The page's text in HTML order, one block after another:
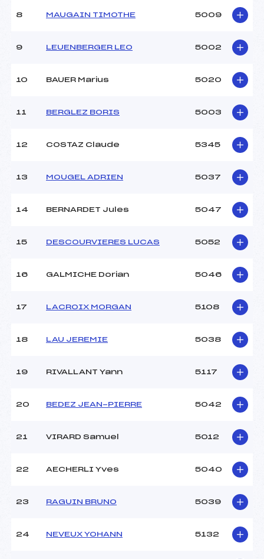
8 MAUGAIN TIMOTHE 5009
9 LEUENBERGER LEO 5002
10 BAUER Marius 5020
11 BERGLEZ BORIS 5003
12 COSTAZ Claude 5345
13 MOUGEL ADRIEN 5037
14 BERNARDET Jules 5047
15 DESCOURVIERES LUCAS 5052
16 GALMICHE Dorian 5046
17 LACROIX MORGAN 5108
18 LAU JEREMIE 5038
19 RIVALLANT Yann 5117
20 BEDEZ JEAN-PIERRE 5042
21 VIRARD Samuel 5012
22 AECHERLI Yves 5040
23 RAGUIN BRUNO 5039
24 NEVEUX YOHANN 5132